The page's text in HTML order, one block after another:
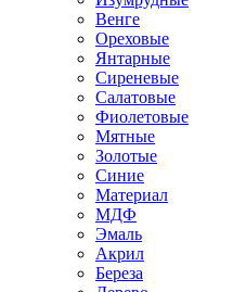
Венге
Ореховые
Янтарные
Сиреневые
Салатовые
Фиолетовые
Мятные
Золотые
Синие
Материал
МДФ
Эмаль
Акрил
Береза